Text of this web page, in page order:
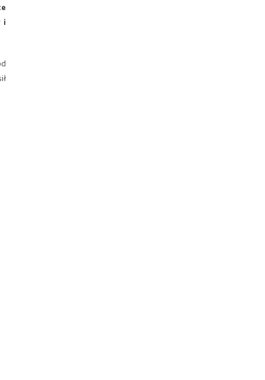
i